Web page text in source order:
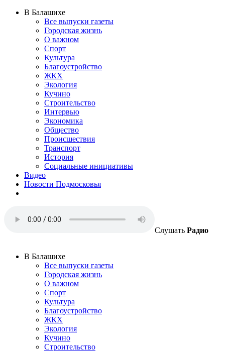
В Балашихе
Все выпуски газеты
Городская жизнь
О важном
Спорт
Культура
Благоустройство
ЖКХ
Экология
Кучино
Строительство
Интервью
Экономика
Общество
Происшествия
Транспорт
История
Социальные инициативы
Видео
Новости Подмосковья
Слушать Радио
В Балашихе
Все выпуски газеты
Городская жизнь
О важном
Спорт
Культура
Благоустройство
ЖКХ
Экология
Кучино
Строительство